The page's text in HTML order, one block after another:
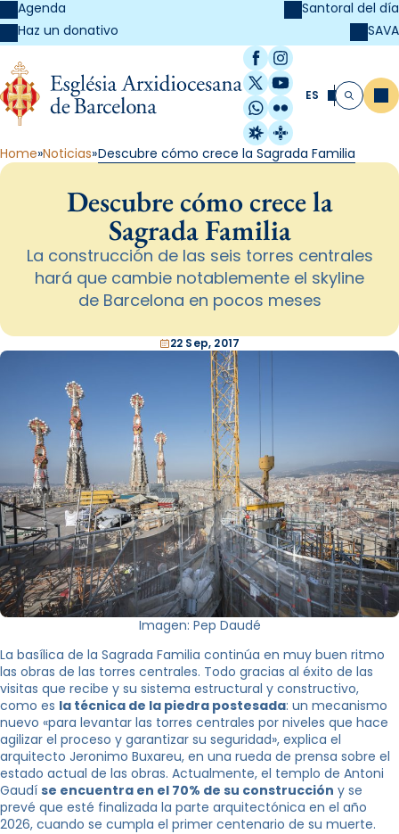
Agenda
Haz un donativo
Santoral del día
SAVA
Facebook
Instagram
X / Twitter
YouTube
WhatsApp
Flickr
Radio Estel
Catalunya
ES Buscar
Home Noticias Descubre cómo crece la Sagrada Familia
Descubre cómo crece la
Sagrada Familia
La construcción de las seis torres centrales
hará que cambie notablemente el skyline
de Barcelona en pocos meses
22 Sep, 2017
Imagen: Pep Daudé
La basílica de la Sagrada Familia continúa en muy buen ritmo
las obras de las torres centrales. Todo gracias al éxito de las
visitas que recibe y su sistema estructural y constructivo,
como es la técnica de la piedra postesada: un mecanismo
nuevo «para levantar las torres centrales por niveles que hace
agilizar el proceso y garantizar su seguridad», explica el
arquitecto Jeronimo Buxareu, en una rueda de prensa sobre el
estado actual de las obras. Actualmente, el templo de Antoni
Gaudí se encuentra en el 70% de su construcción y se
prevé que esté finalizada la parte arquitectónica en el año
2026, cuando se cumpla el primer centenario de su muerte.